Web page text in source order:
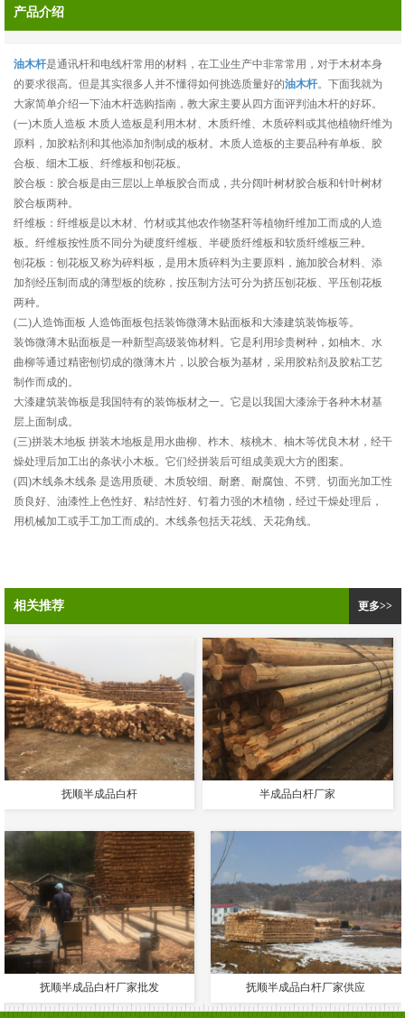
产品介绍
油木杆是通讯杆和电线杆常用的材料，在工业生产中非常常用，对于木材本身
的要求很高。但是其实很多人并不懂得如何挑选质量好的油木杆。下面我就为
大家简单介绍一下油木杆选购指南，教大家主要从四方面评判油木杆的好坏。
(一)木质人造板 木质人造板是利用木材、木质纤维、木质碎料或其他植物纤维为
原料，加胶粘剂和其他添加剂制成的板材。木质人造板的主要品种有单板、胶
合板、细木工板、纤维板和刨花板。
胶合板：胶合板是由三层以上单板胶合而成，共分阔叶树材胶合板和针叶树材
胶合板两种。
纤维板：纤维板是以木材、竹材或其他农作物茎秆等植物纤维加工而成的人造
板。纤维板按性质不同分为硬度纤维板、半硬质纤维板和软质纤维板三种。
刨花板：刨花板又称为碎料板，是用木质碎料为主要原料，施加胶合材料、添
加剂经压制而成的薄型板的统称，按压制方法可分为挤压刨花板、平压刨花板
两种。
(二)人造饰面板 人造饰面板包括装饰微薄木贴面板和大漆建筑装饰板等。
装饰微薄木贴面板是一种新型高级装饰材料。它是利用珍贵树种，如柚木、水
曲柳等通过精密刨切成的微薄木片，以胶合板为基材，采用胶粘剂及胶粘工艺
制作而成的。
大漆建筑装饰板是我国特有的装饰板材之一。它是以我国大漆涂于各种木材基
层上面制成。
(三)拼装木地板 拼装木地板是用水曲柳、柞木、核桃木、柚木等优良木材，经干
燥处理后加工出的条状小木板。它们经拼装后可组成美观大方的图案。
(四)木线条木线条 是选用质硬、木质较细、耐磨、耐腐蚀、不劈、切面光加工性
质良好、油漆性上色性好、粘结性好、钉着力强的木植物，经过干燥处理后，
用机械加工或手工加工而成的。木线条包括天花线、天花角线。
相关推荐 更多>>
抚顺半成品白杆 半成品白杆厂家
抚顺半成品白杆厂家批发 抚顺半成品白杆厂家供应